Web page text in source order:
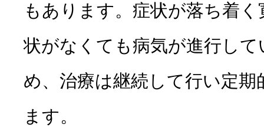
もあります。症状が落ち着
状がなくても病気が進行し
め、治療は継続して行い定
ます。